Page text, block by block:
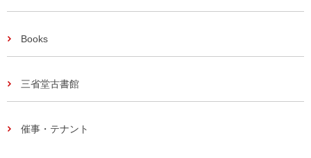
Books
三省堂古書館
催事・テナント